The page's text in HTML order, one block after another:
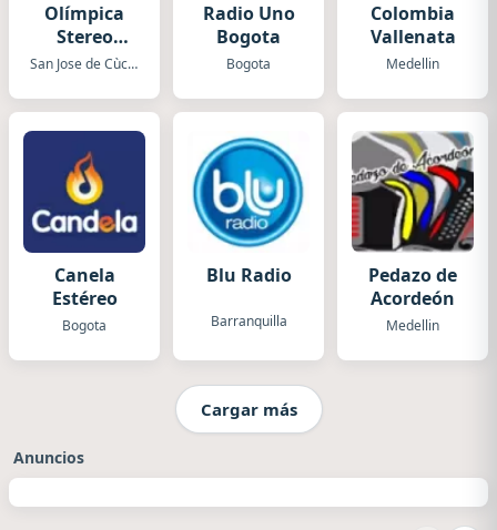
Olímpica
Stereo
Cucuta
San Jose de Cùcuta
Radio Uno
Bogota
Bogota
Colombia
Vallenata
Medellin
Canela
Estéreo
Bogota
Blu Radio
Barranquilla
Pedazo de
Acordeón
Medellin
Cargar más
Anuncios